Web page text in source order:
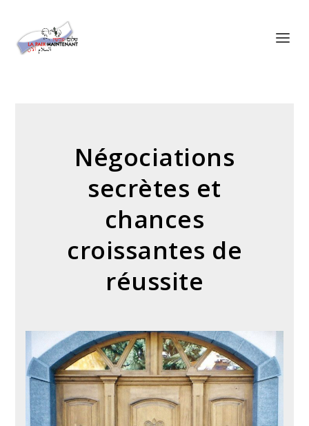
Négociations
secrètes et
chances
croissantes de
réussite